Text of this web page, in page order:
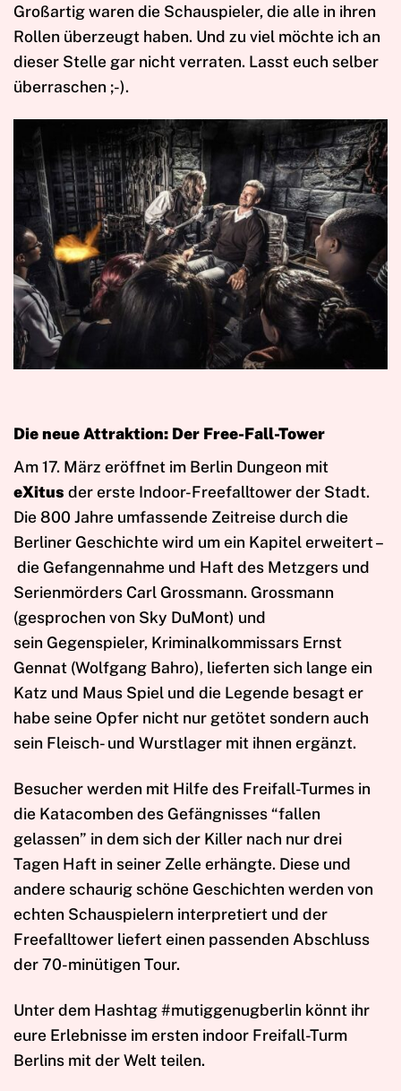
Großartig waren die Schauspieler, die alle in ihren
Rollen überzeugt haben. Und zu viel möchte ich an
dieser Stelle gar nicht verraten. Lasst euch selber
überraschen ;-).
Die neue Attraktion: Der Free-Fall-Tower
Am 17. März eröffnet im Berlin Dungeon mit
eXitus der erste Indoor-Freefalltower der Stadt.
Die 800 Jahre umfassende Zeitreise durch die
Berliner Geschichte wird um ein Kapitel erweitert –
die Gefangennahme und Haft des Metzgers und
Serienmörders Carl Grossmann. Grossmann
(gesprochen von Sky DuMont) und
sein Gegenspieler, Kriminalkommissars Ernst
Gennat (Wolfgang Bahro), lieferten sich lange ein
Katz und Maus Spiel und die Legende besagt er
habe seine Opfer nicht nur getötet sondern auch
sein Fleisch- und Wurstlager mit ihnen ergänzt.
Besucher werden mit Hilfe des Freifall-Turmes in
die Katacomben des Gefängnisses “fallen
gelassen” in dem sich der Killer nach nur drei
Tagen Haft in seiner Zelle erhängte. Diese und
andere schaurig schöne Geschichten werden von
echten Schauspielern interpretiert und der
Freefalltower liefert einen passenden Abschluss
der 70-minütigen Tour.
Unter dem Hashtag #mutiggenugberlin könnt ihr
eure Erlebnisse im ersten indoor Freifall-Turm
Berlins mit der Welt teilen.